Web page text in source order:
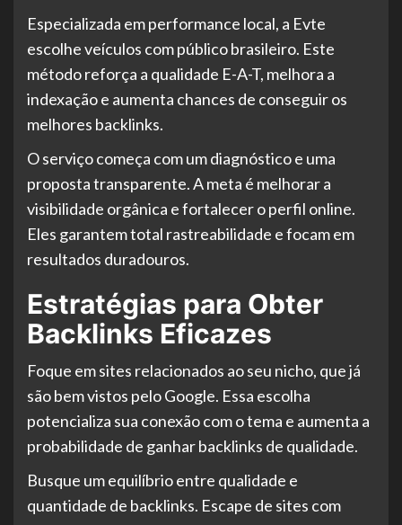
Especializada em performance local, a Evte
escolhe veículos com público brasileiro. Este
método reforça a qualidade E-A-T, melhora a
indexação e aumenta chances de conseguir os
melhores backlinks.
O serviço começa com um diagnóstico e uma
proposta transparente. A meta é melhorar a
visibilidade orgânica e fortalecer o perfil online.
Eles garantem total rastreabilidade e focam em
resultados duradouros.
Estratégias para Obter
Backlinks Eficazes
Foque em sites relacionados ao seu nicho, que já
são bem vistos pelo Google. Essa escolha
potencializa sua conexão com o tema e aumenta a
probabilidade de ganhar backlinks de qualidade.
Busque um equilíbrio entre qualidade e
quantidade de backlinks. Escape de sites com